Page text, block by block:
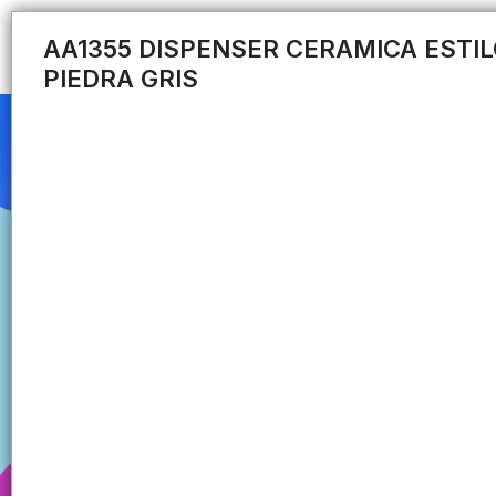
AA1355 DISPENSER CERAMICA
PIEDRA GRIS